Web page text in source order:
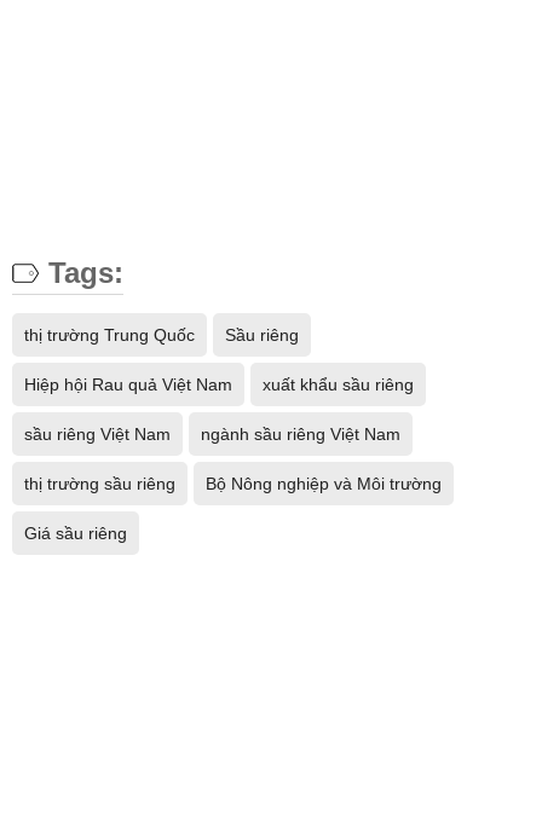
Tags:
thị trường Trung Quốc Sầu riêng
Hiệp hội Rau quả Việt Nam xuất khẩu sầu riêng
sầu riêng Việt Nam ngành sầu riêng Việt Nam
thị trường sầu riêng Bộ Nông nghiệp và Môi trường
Giá sầu riêng